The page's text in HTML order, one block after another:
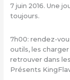
7 juin 2016. Une
toujours.
7h00: rendez-
outils, les
retrouver dans
Présents